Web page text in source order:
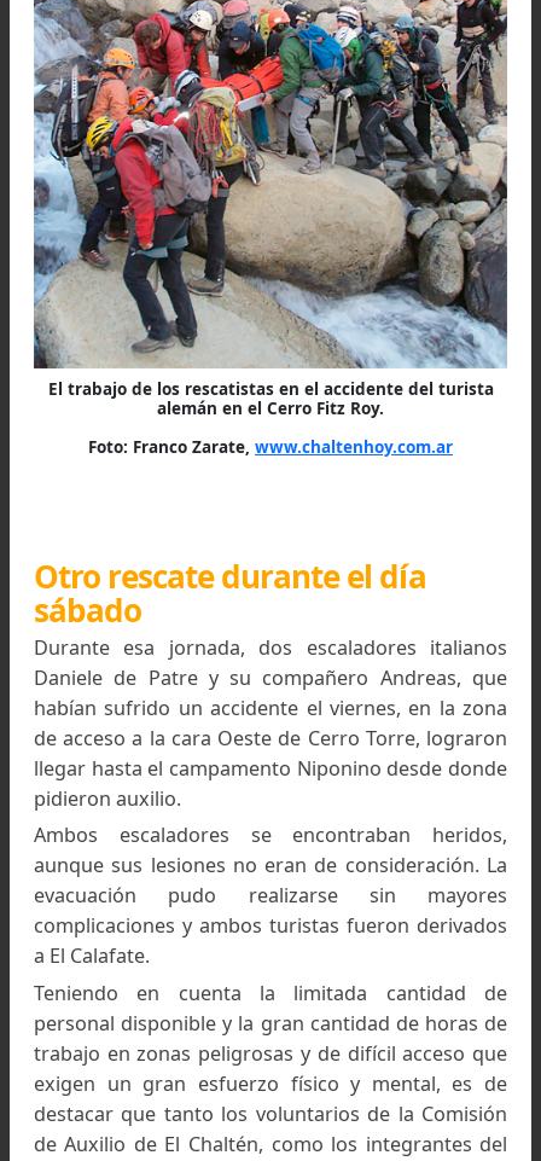
finalmente el herido arribó en buenas
al Puesto Sanitario de nuestra localidad,
donde fue derivado a El Calafate.
El trabajo de los rescatistas en el accidente del
alemán en el Cerro Fitz Roy.
Foto: Franco Zarate,
www.chaltenhoy.com.ar
Otro rescate durante el día
sábado
Durante esa jornada, dos escaladores
Daniele de Patre y su compañero Andreas,
habían sufrido un accidente el viernes, en la
de acceso a la cara Oeste de Cerro Torre,
llegar hasta el campamento Niponino desde
pidieron auxilio.